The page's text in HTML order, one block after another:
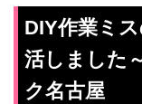
DIY作業ミ
活しました
ク名古屋